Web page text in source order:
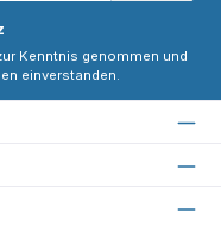
Kenntnis genommen und
einverstanden.